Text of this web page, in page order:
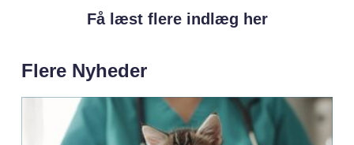
Få læst flere indlæg her
Flere Nyheder